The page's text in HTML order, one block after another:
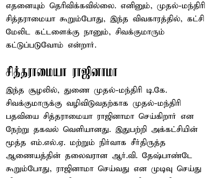
எதனையும் தெரிவிக்கவில்லை. எனினும், முதல்-மந்திரி
சித்தராமையா கூறும்போது, இந்த விவகாரத்தில், கட்சி
மேலிட கட்டளைக்கு நானும், சிவக்குமாரும்
கட்டுப்படுவோம் என்றார்.
சித்தராமையா ராஜினாமா
இந்த சூழலில், துணை முதல்-மந்திரி டி.கே.
சிவக்குமாருக்கு வழிவிடுவதற்காக முதல்-மந்திரி
பதவியை சித்தராமையா ராஜினாமா செய்கிறார் என
நேற்று தகவல் வெளியானது. இதுபற்றி அக்கட்சியின்
மூத்த எம்.எல்.ஏ. மற்றும் நிர்வாக சீர்திருத்த
ஆணையத்தின் தலைவரான ஆர்.வி. தேஷ்பாண்டே
கூறும்போது, ராஜினாமா செய்வது என முடிவு செய்து